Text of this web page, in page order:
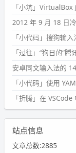
「小坑」
2012 年 9 月 18 日
「小代码」搜狗输
「过往」“狗日的”腾
安卓同文输入法的
「小代码」使用
「折腾」在
站点信息
文章总数:2885